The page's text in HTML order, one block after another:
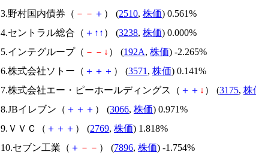
3.野村国内債券（ － － ＋ ） (2510, 株価) 0.561%
4.セントラル総合（ ＋ ↑ ↑ ） (3238, 株価) 0.000%
5.インテグループ（ － － ↓ ） (192A, 株価) -2.265%
6.株式会社ソトー（ ＋ ＋ ＋ ） (3571 , 株価) 0.141%
7.株式会社エー・ピーホールディングス（ ＋ ＋ ↓ ） (3175, 株
8.JBイレブン（ ＋ ＋ ＋ ） (3066, 株価) 0.971%
9.ＶＶＣ（ ＋ ＋ ＋ ） (2769, 株価) 1.818%
10.セブン工業（ ＋ － － ） (7896, 株価) -1.754%